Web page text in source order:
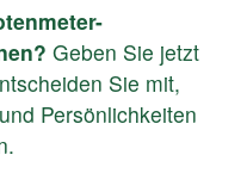
Geben Sie jetzt
Sie mit,
Persönlichkeiten